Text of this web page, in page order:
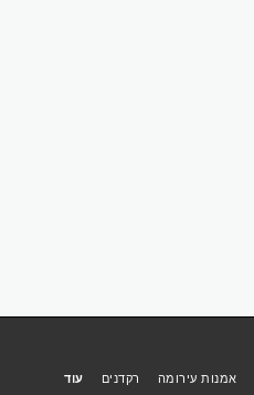
אמנות עירומה רקדנים עוד